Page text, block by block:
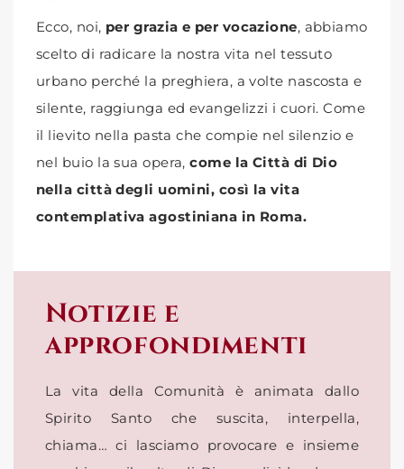
Ecco, noi, per grazia e per vocazione, abbiamo
scelto di radicare la nostra vita nel tessuto
urbano perché la preghiera, a volte nascosta e
silente, raggiunga ed evangelizzi i cuori. Come
il lievito nella pasta che compie nel silenzio e
nel buio la sua opera,come la Città di Dio
nella città degli uomini, così la vita
contemplativa agostiniana in Roma.
Notizie e
approfondimenti
La vita della Comunità è animata dallo
Spirito Santo che suscita, interpella,
chiama… ci lasciamo provocare e insieme